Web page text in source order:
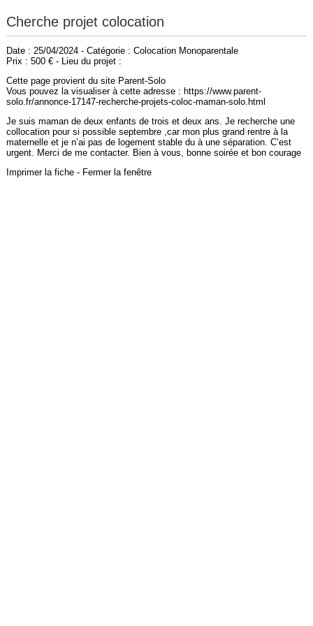
Cherche projet colocation
Date : 25/04/2024 - Catégorie : Colocation Monoparentale
Prix : 500 € - Lieu du projet :
Cette page provient du site Parent-Solo
Vous pouvez la visualiser à cette adresse : https://www.parent-
solo.fr/annonce-17147-recherche-projets-coloc-maman-solo.html
Je suis maman de deux enfants de trois et deux ans. Je recherche une
collocation pour si possible septembre ,car mon plus grand rentre à la
maternelle et je n’ai pas de logement stable du à une séparation. C’est
urgent. Merci de me contacter. Bien à vous, bonne soirée et bon courage
Imprimer la fiche- Fermer la fenêtre